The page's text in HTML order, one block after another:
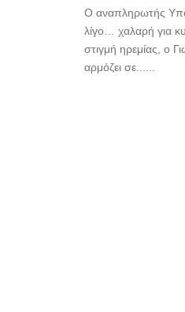
Ο αναπληρωτής
λίγο… χαλαρή για
στιγμή ηρεμίας, ο
αρμόζει σε......